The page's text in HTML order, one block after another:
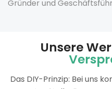
Gründer und
Unsere
Das DIY-Prinzip: Bei uns